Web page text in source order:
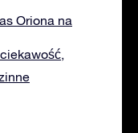
Oriona na